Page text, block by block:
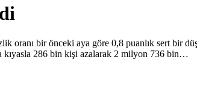
oranı bir önceki aya göre 0,8 puanlık sert bir
kıyasla 286 bin kişi azalarak 2 milyon 736 bin…